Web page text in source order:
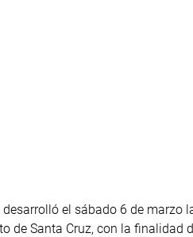
el sábado 6 de marzo
Santa Cruz, con la finalidad